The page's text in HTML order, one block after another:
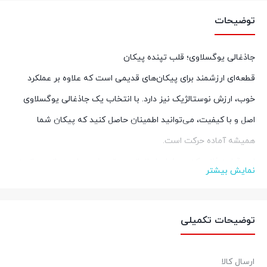
توضیحات
جاذغالی یوگسلاوی؛ قلب تپنده پیکان
قطعه‌ای ارزشمند برای پیکان‌های قدیمی است که علاوه بر عملکرد
خوب، ارزش نوستالژیک نیز دارد. با انتخاب یک جاذغالی یوگسلاوی
اصل و با کیفیت، می‌توانید اطمینان حاصل کنید که پیکان شما
همیشه آماده حرکت است.
نمایش بیشتر
توضیحات تکمیلی
ارسال کالا